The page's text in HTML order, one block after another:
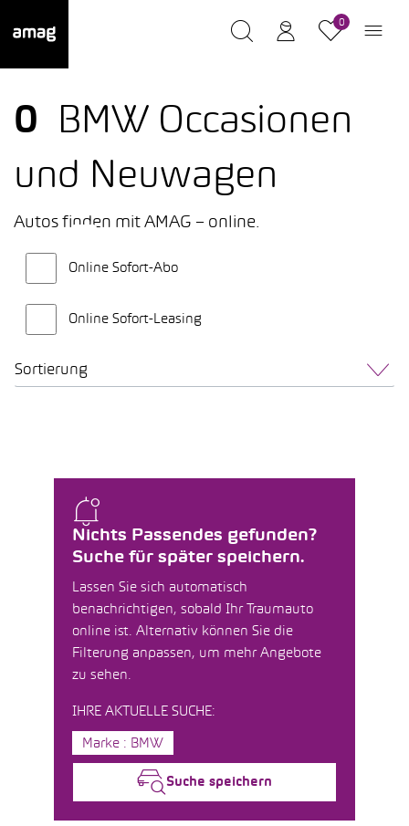
0
0
BMW Occasionen
und Neuwagen
Autos finden mit AMAG – online.
Online Sofort-Abo
Online Sofort-Leasing
Sortierung
Nichts Passendes gefunden?
Suche für später speichern.
Lassen Sie sich automatisch
benachrichtigen, sobald Ihr Traumauto
online ist. Alternativ können Sie die
Filterung anpassen, um mehr Angebote
zu sehen.
IHRE AKTUELLE SUCHE:
Marke : BMW
Suche speichern